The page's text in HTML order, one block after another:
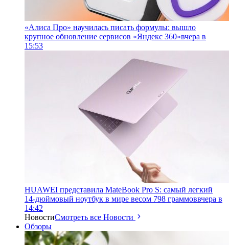
«Алиса Про» научилась писать формулы: вышло
крупное обновление сервисов «Яндекс 360»вчера в
15:53
HUAWEI представила MateBook Pro S: самый легкий
14-дюймовый ноутбук в мире весом 798 граммоввчера в
14:42
НовостиСмотреть все Новости
Обзоры